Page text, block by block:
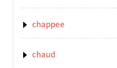
chappee
chaud